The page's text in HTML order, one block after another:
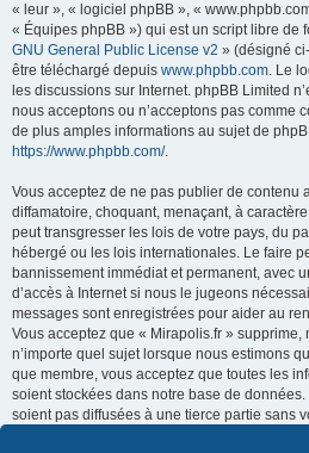
« leur », « logiciel phpBB », «
« Équipes phpBB ») qui est un script libre de
GNU General Public License v2 » (désigné
être téléchargé depuis www.phpbb.com. Le
les discussions sur Internet. phpBB Limited
nous acceptons ou n’acceptons pas comme
de plus amples informations au sujet de
https://www.phpbb.com/.
Vous acceptez de ne pas publier de contenu
diffamatoire, choquant, menaçant, à
peut transgresser les lois de votre pays, du
hébergé ou les lois internationales. Le faire
bannissement immédiat et permanent, avec
d’accès à Internet si nous le jugeons
messages sont enregistrées pour aider au
Vous acceptez que « Mirapolis.fr »
n’importe quel sujet lorsque nous estimons
que membre, vous acceptez que toutes les
soient stockées dans notre base de
soient pas diffusées à une tierce partie sans
« Mirapolis.fr », ni phpBB ne pourront être